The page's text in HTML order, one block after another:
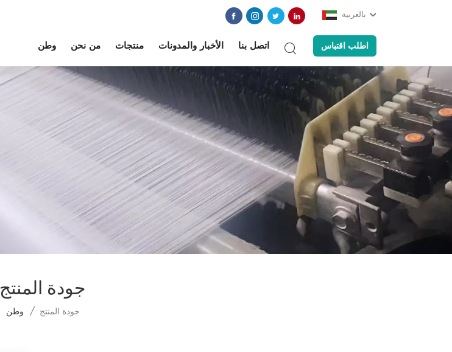
بالعربية
وطن من نحن منتجات الأخبار والمدونات اتصل بنا اطلب اقتباس
جودة المنتج
وطن / جودة المنتج